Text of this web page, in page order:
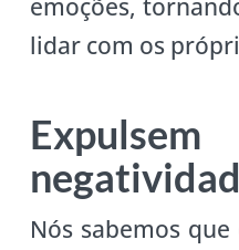
emoções,
lidar com os
Nós sabemos